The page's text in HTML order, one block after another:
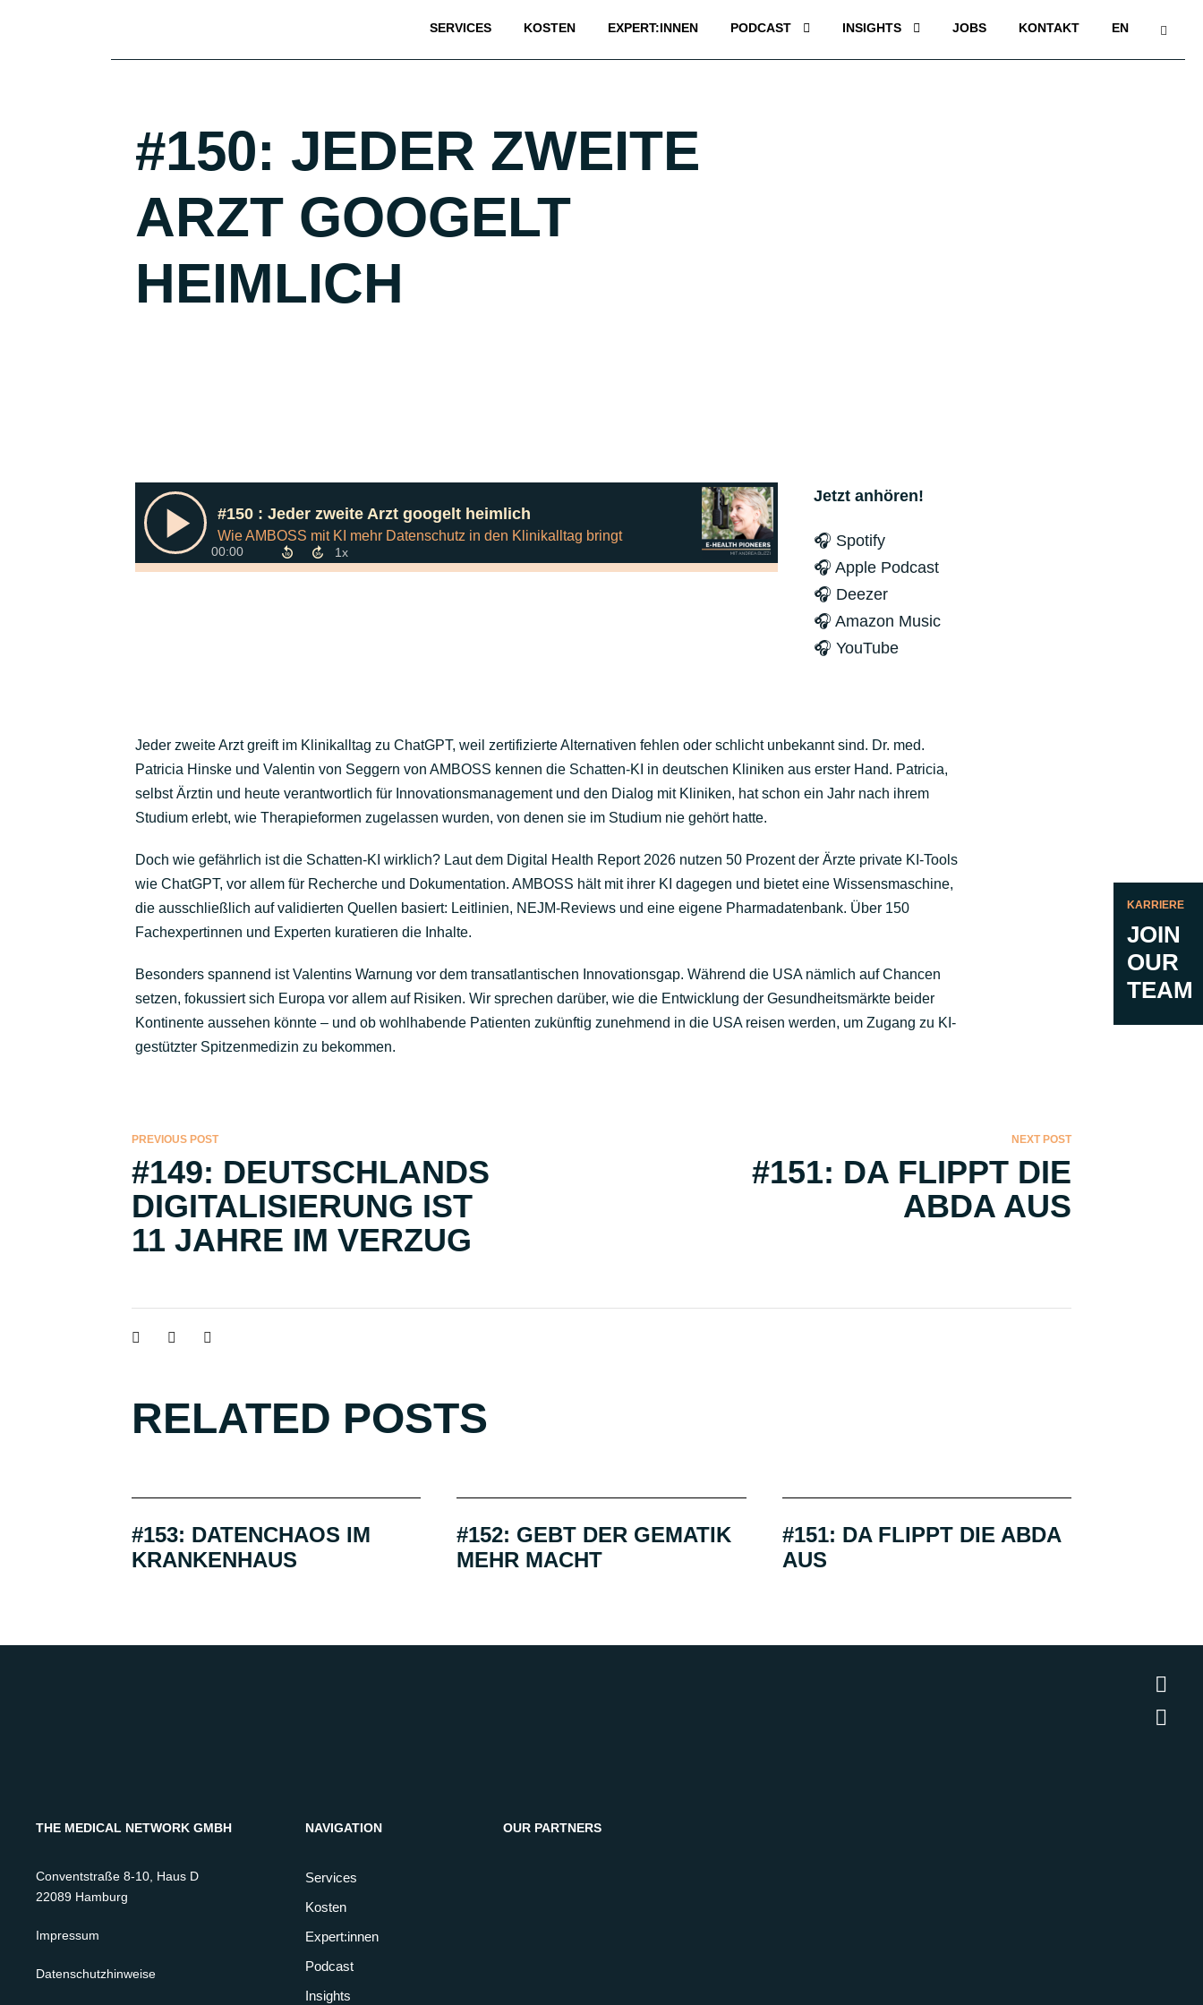
SERVICES KOSTEN EXPERT:INNEN PODCAST INSIGHTS JOBS KONTAKT EN
#150: JEDER ZWEITE
ARZT GOOGELT
HEIMLICH
Jetzt anhören!
🎧 Spotify
🎧 Apple Podcast
🎧 Deezer
🎧 Amazon Music
🎧 YouTube
Jeder zweite Arzt greift im Klinikalltag zu ChatGPT, weil zertifizierte Alternativen fehlen oder schlicht unbekannt sind. Dr. med.
Patricia Hinske und Valentin von Seggern von AMBOSS kennen die Schatten-KI in deutschen Kliniken aus erster Hand. Patricia,
selbst Ärztin und heute verantwortlich für Innovationsmanagement und den Dialog mit Kliniken, hat schon ein Jahr nach ihrem
Studium erlebt, wie Therapieformen zugelassen wurden, von denen sie im Studium nie gehört hatte.
Doch wie gefährlich ist die Schatten-KI wirklich? Laut dem Digital Health Report 2026 nutzen 50 Prozent der Ärzte private KI-Tools
wie ChatGPT, vor allem für Recherche und Dokumentation. AMBOSS hält mit ihrer KI dagegen und bietet eine Wissensmaschine,
die ausschließlich auf validierten Quellen basiert: Leitlinien, NEJM-Reviews und eine eigene Pharmadatenbank. Über 150
Fachexpertinnen und Experten kuratieren die Inhalte.
Besonders spannend ist Valentins Warnung vor dem transatlantischen Innovationsgap. Während die USA nämlich auf Chancen
setzen, fokussiert sich Europa vor allem auf Risiken. Wir sprechen darüber, wie die Entwicklung der Gesundheitsmärkte beider
Kontinente aussehen könnte – und ob wohlhabende Patienten zukünftig zunehmend in die USA reisen werden, um Zugang zu KI-
gestützter Spitzenmedizin zu bekommen.
PREVIOUS POST
#149: DEUTSCHLANDS
DIGITALISIERUNG IST
11 JAHRE IM VERZUG
NEXT POST
#151: DA FLIPPT DIE
ABDA AUS
RELATED POSTS
#153: DATENCHAOS IM
KRANKENHAUS
#152: GEBT DER GEMATIK
MEHR MACHT
#151: DA FLIPPT DIE ABDA
AUS
KARRIERE
JOIN
OUR
TEAM
THE MEDICAL NETWORK GMBH
Conventstraße 8-10, Haus D
22089 Hamburg
Impressum
Datenschutzhinweise
NAVIGATION
Services
Kosten
Expert:innen
Podcast
Insights
OUR PARTNERS